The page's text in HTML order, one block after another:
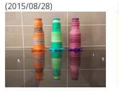
(2015/08/28)